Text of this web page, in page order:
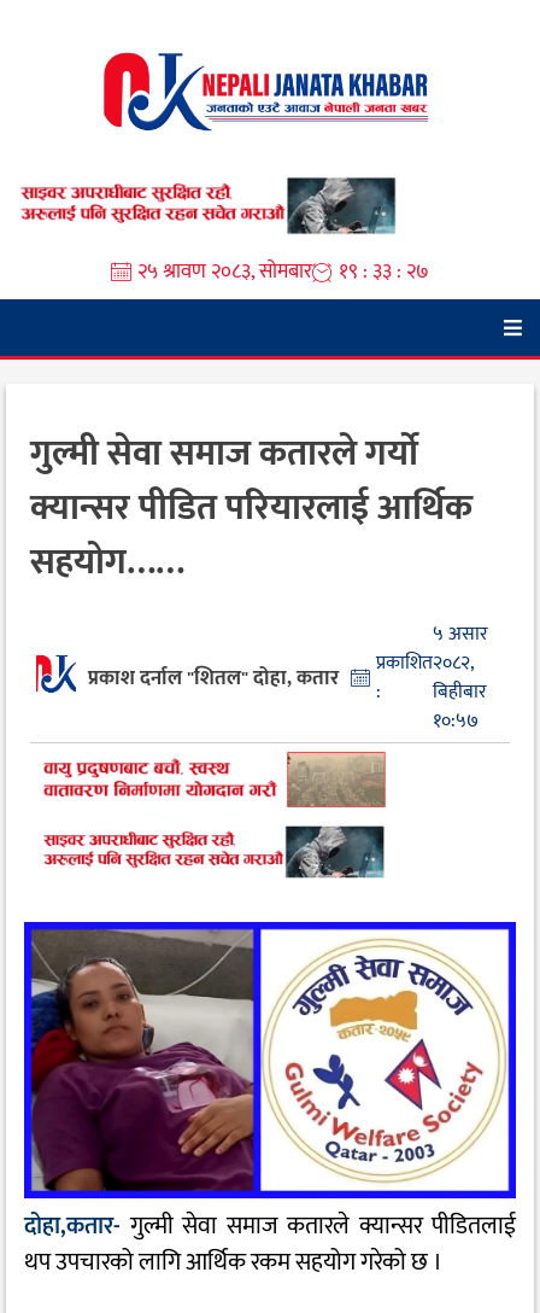
२५ श्रावण २०८३, सोमबार १९ : ३३ : २८
गुल्मी सेवा समाज कतारले गर्यो
क्यान्सर पीडित परियारलाई आर्थिक
सहयोग……
प्रकाश दर्नाल "शितल" दोहा, कतार
प्रकाशित
:
५ असार
२०८२,
बिहीबार
१०:५७
दोहा,कतार- गुल्मी सेवा समाज कतारले क्यान्सर पीडितलाई
थप उपचारको लागि आर्थिक रकम सहयोग गरेको छ ।